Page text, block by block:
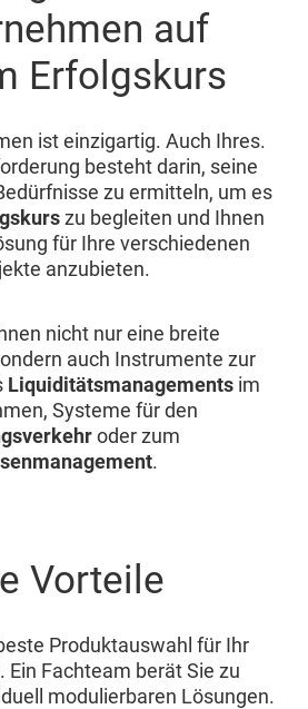
auf
Erfolgskurs
ist einzigartig. Auch Ihres.
besteht darin, seine
zu ermitteln, um es
zu begleiten und Ihnen
für Ihre verschiedenen
anzubieten.
nicht nur eine breite
auch Instrumente zur
Liquiditätsmanagements im
Systeme für den
oder zum
.
Vorteile
Produktauswahl für Ihr
Ein Fachteam berät Sie zu
modulierbaren Lösungen.